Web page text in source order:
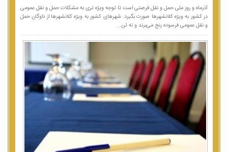
آذرماه و روز ملی حمل و نقل فرصتی است تا توجه ویژه تری به مشکلات حمل و نقل عمومی
در کشور به ویژه کلانشهرها صورت بگیرد. شهرهای کشور به ویژه کلانشهرها از ناوگان حمل
و نقل عمومی فرسوده رنج می‌برند و نه تن...